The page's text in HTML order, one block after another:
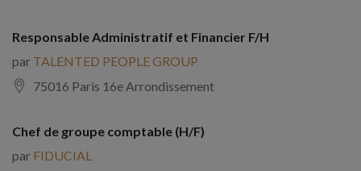
Responsable Administratif et Financier F/H
par TALENTED PEOPLE GROUP
75016 Paris 16e Arrondissement
Chef de groupe comptable (H/F)
par FIDUCIAL